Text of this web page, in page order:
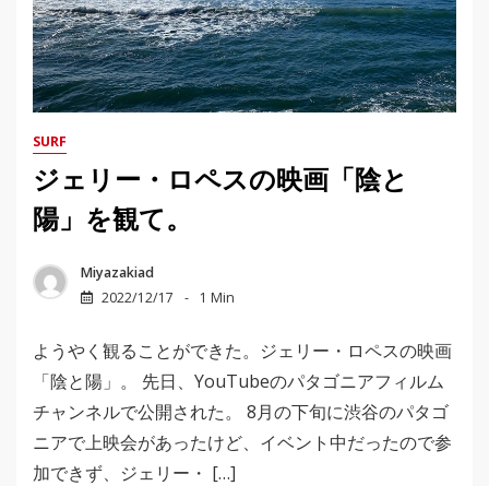
SURF
ジェリー・ロペスの映画「陰と
陽」を観て。
Miyazakiad
2022/12/17
1 Min
ようやく観ることができた。ジェリー・ロペスの映画
「陰と陽」。 先日、YouTubeのパタゴニアフィルム
チャンネルで公開された。 8月の下旬に渋谷のパタゴ
ニアで上映会があったけど、イベント中だったので参
加できず、ジェリー・ […]